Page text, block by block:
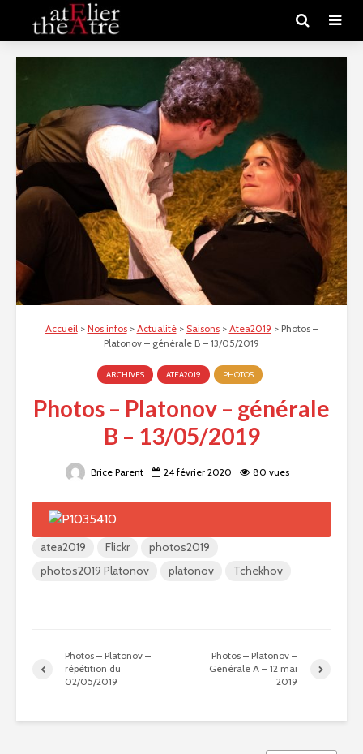
Accueil> Nos infos> Actualité> Saisons> Atea2019 > Photos –
Platonov – générale B – 13/05/2019
ARCHIVES ATEA2019 PHOTOS
Photos – Platonov – générale
B – 13/05/2019
Brice Parent 24 février 2020 80 vues
atea2019 Flickr
photos2019
photos2019 Platonov
platonov Tchekhov
Photos – Platonov –
répétition du
02/05/2019
Photos – Platonov –
Générale A – 12 mai
2019